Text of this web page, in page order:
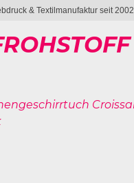
& Textilmanufaktur seit 2002